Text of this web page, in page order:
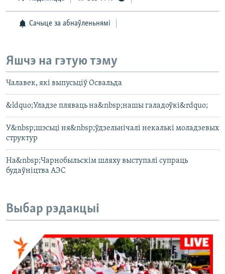
Сачыце за абнаўленьнямі
Яшчэ на гэтую тэму
Чалавек, які выпусьціў Освальда
&ldquo;Уладзе пляваць на&nbsp;нашы галадоўкі&rdquo;
У&nbsp;шэсьці ня&nbsp;ўдзельнічалі некалькі моладзевых
структур
На&nbsp;Чарнобыльскім шляху выступалі супраць
будаўніцтва АЭС
Выбар рэдакцыі